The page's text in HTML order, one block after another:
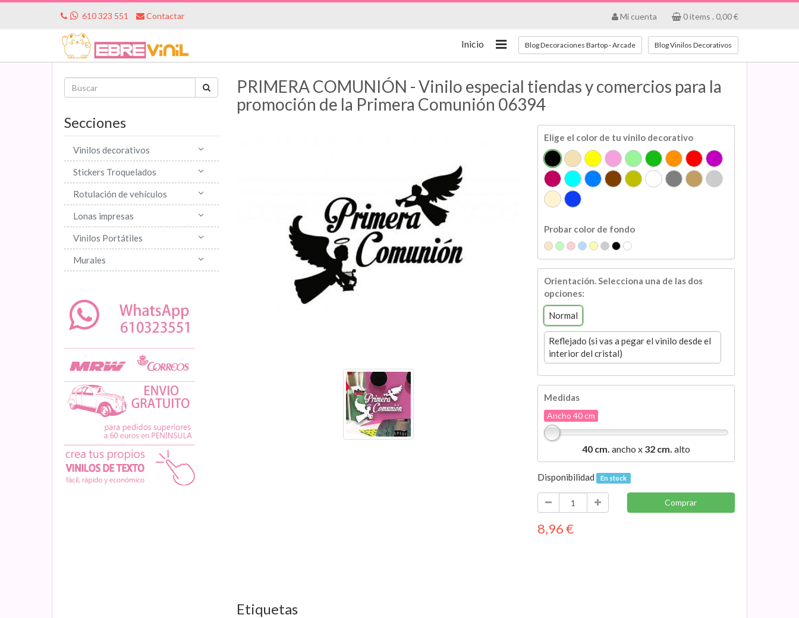
610 323 551 Contactar Mi cuenta 0items . 0,00€
Blog Vinilos Decorativos
Blog Decoraciones Bartop - Arcade
Inicio
Secciones
Vinilos decorativos
Stickers Troquelados
Rotulación de vehículos
Lonas impresas
Vinilos Portátiles
Murales
PRIMERA COMUNIÓN - Vinilo especial tiendas y comercios para la
promoción de la Primera Comunión 06394
Elige el color de tu vinilo decorativo
Probar color de fondo
Orientación. Selecciona una de las dos
opciones:
Normal
Reflejado (si vas a pegar el vinilo desde el
interior del cristal)
Medidas
Ancho 40 cm
40 cm. ancho x 32 cm. alto
Disponibilidad En stock
Comprar
8,96€
Etiquetas